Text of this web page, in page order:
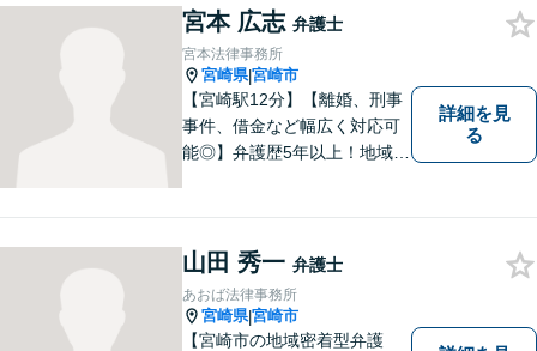
が依頼者にとって最善の結果
であるかだけを考え依頼者に
提案しています。
宮本 広志 弁護士
宮本法律事務所
宮崎県|宮崎市
【宮崎駅12分】【離婚、刑事
事件、借金など幅広く対応可
能◎】弁護歴5年以上！地域に
にご相談ください。迅速・適
切な解決を目指し尽力しま
す。
詳細を見
る
山田 秀一 弁護士
あおば法律事務所
宮崎県|宮崎市
【宮崎市の地域密着型弁護